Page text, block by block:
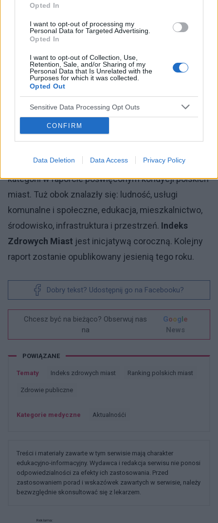
Opted In
I want to opt-out of processing my
Personal Data for Targeted Advertising.
Opted In
I want to opt-out of Collection, Use,
Retention, Sale, and/or Sharing of my
Personal Data that Is Unrelated with the
Purposes for which it was collected.
Opted Out
Sensitive Data Processing Opt Outs
CONFIRM
Data Deletion Data Access Privacy Policy
czas przypominać, że wczesne wykrycie choroby
ważne jest żeby miasta dawały swoim
mieszkańcom możliwość i przestrzeń do dbania o
swoje zdrowie, angażując się w akcje prozdrowotne.
Wielu z nas odkłada badania na później,
zapominając, że zdrowie nie poczeka
Anna Rulkiewicz.
Obszar zdrowia był jedną z ośmiu analizowanych
kategorii w raporcie poświęconym kondycji polskich
miast. Tuż obok znalazły się: ludność, usługi
komunalne i społeczne, edukacja, mieszkalnictwo,
środowisko, infrastruktura i przestrzeń. Indeks
Zdrowych Miast jest inicjatywą coroczną. Kolejny
raport zostanie opublikowany jesienią tego roku.
Dobry tekst? Udostępnij go na Facebooku?
Chcesz być na bieżąco? Obserwuj nas
na
Google
News
POWIĄZANE
Tematy Indeks zdrowych miast Ranking polskich miast
Zdrowie publiczne
Kategorie medyczne Aktualnośći
Treści i materiały zawarte w tym serwisie mają charakter
edukacyjno-informacyjny. Wydawca i redakcja serwisu nie ponosi
odpowiedzialności za efekty ich zastosowania. Przed
zastosowaniem porad i wskazówek zawartych w serwisie, należy
bezwzględnie skonsultować się z lekarzem.
Reklama: